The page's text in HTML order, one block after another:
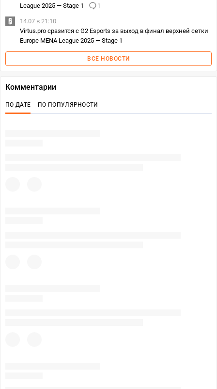
League 2025 — Stage 1
1
14.07 в 21:10
Virtus.pro сразится с G2 Esports за выход в финал верхней сетки
Europe MENA League 2025 — Stage 1
ВСЕ НОВОСТИ
Комментарии
ПО ДАТЕ ПО ПОПУЛЯРНОСТИ